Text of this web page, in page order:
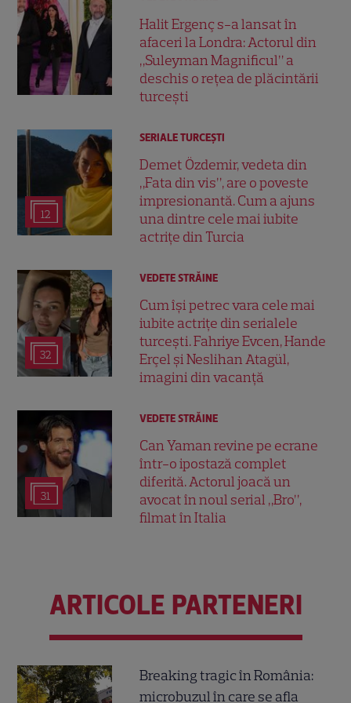
Halit Ergenç s-a lansat în
afaceri la Londra: Actorul din
„Suleyman Magnificul” a
deschis o rețea de plăcintării
turcești
12
SERIALE TURCEŞTI
Demet Özdemir, vedeta din
„Fata din vis”, are o poveste
impresionantă. Cum a ajuns
una dintre cele mai iubite
actrițe din Turcia
32
VEDETE STRĂINE
Cum își petrec vara cele mai
iubite actrițe din serialele
turcești. Fahriye Evcen, Hande
Erçel și Neslihan Atagül,
imagini din vacanță
31
VEDETE STRĂINE
Can Yaman revine pe ecrane
într-o ipostază complet
diferită. Actorul joacă un
avocat în noul serial „Bro”,
filmat în Italia
ARTICOLE PARTENERI
Breaking tragic în România:
microbuzul în care se afla